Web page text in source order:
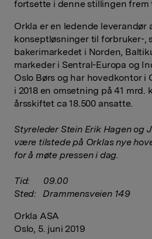
fortsette i denne stillingen frem
Orkla er en ledende leverandør
konseptløsninger til forbruker-,
bakerimarkedet i Norden,
markeder i Sentral-Europa og
Oslo Børs og har hovedkontor i
i 2018 en omsetning på 41 mrd.
årsskiftet ca 18.500 ansatte.
Styreleder Stein Erik Hagen og
være tilstede på Orklas nye
for å møte pressen i dag.
Tid: 09.00
Sted: Drammensveien 149
Orkla ASA
Oslo, 5. juni 2019